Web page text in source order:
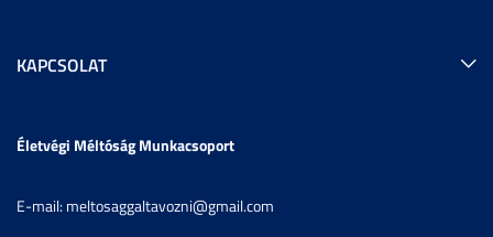
KAPCSOLAT
Életvégi Méltóság Munkacsoport
E-mail: meltosaggaltavozni@gmail.com